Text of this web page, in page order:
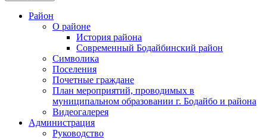
Район
О районе
История района
Современный Бодайбинский район
Символика
Поселения
Почетные граждане
План мероприятий, проводимых в
муниципальном образовании г. Бодайбо и района
Видеогалерея
Администрация
Руководство